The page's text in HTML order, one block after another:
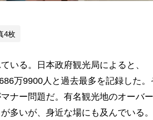
4枚
いる。日本政府観光局によると、
万9900人と過去最多を記録した。
ナー問題だ。有名観光地のオーバー
多いが、身近な場にも及んでいる。